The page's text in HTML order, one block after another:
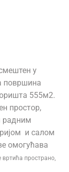
у
површина
555м2.
простор,
радним
и салом
омогућава
пространо,